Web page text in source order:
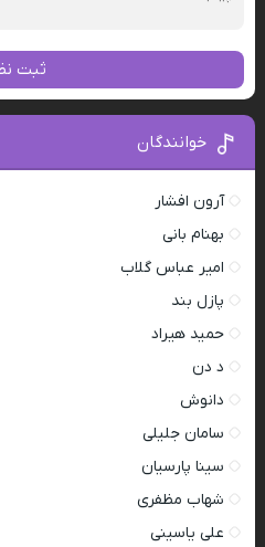
ثبت
خوانندگان
آرون افشار
بهنام بانی
امیر عباس گلاب
پازل بند
حمید هیراد
د دن
دانوش
سامان جلیلی
سینا پارسیان
شهاب مظفری
علی یاسینی